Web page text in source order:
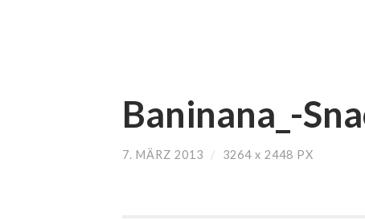
Baninana_-
7. MÄRZ 2013 / 3264 x 2448 PX